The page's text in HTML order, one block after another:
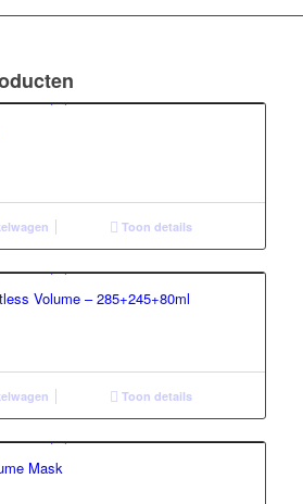
Toon details
Volume – 285+245+80ml
Toon details
Mask